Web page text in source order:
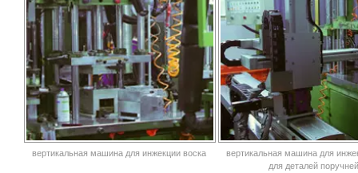
вертикальная машина для инжекции воска
вертикальная машина для
для деталей поручней